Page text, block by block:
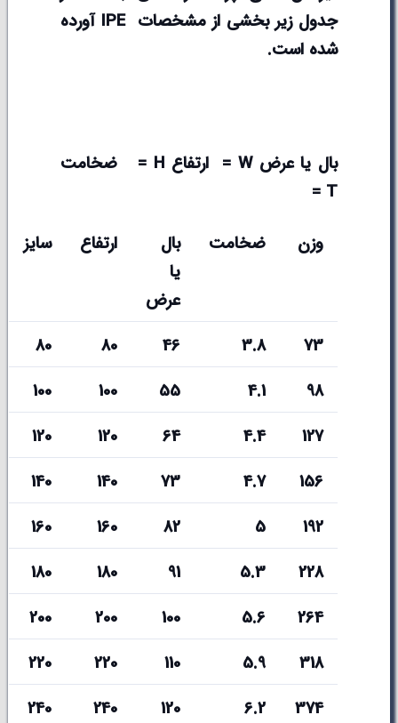
جدول زیر بخشی از مشخصاتIPE آورده
شده است.
بال یا عرضW = ارتفاع H =
ضخامت
T =
وزن
ضخامت
بال
یا
عرض
ارتفاع سایز
73
3.8
46
80
80
98
4.1
55
100
100
127
4.4
64
120
120
156
4.7
73
140
140
192
5
82
160
160
228
5.3
91
180
180
264
5.6
100
200
200
318
5.9
110
220
220
374
6.2
120
240
240